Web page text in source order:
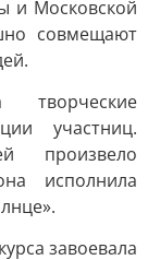
и Московской
совмещают
творческие
участниц.
произвело
исполнила
завоевала